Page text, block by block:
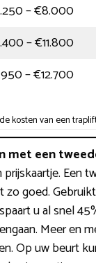
– €8.000
– €11.800
– €12.700
kosten van een
met een
Een
goed.
u al snel
Meer en
Op uw beurt